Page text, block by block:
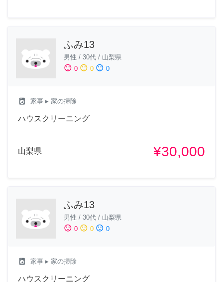
ふみ13
男性 / 30代 / 山梨県
sentiment_satisfied 0 sentiment_neutral 0 sentiment_dissatisfied 0
local_laundry_service 家事 ▸ 家の掃除
ハウスクリーニング
山梨県 ¥30,000
ふみ13
男性 / 30代 / 山梨県
sentiment_satisfied 0 sentiment_neutral 0 sentiment_dissatisfied 0
local_laundry_service 家事 ▸ 家の掃除
ハウスクリーニング